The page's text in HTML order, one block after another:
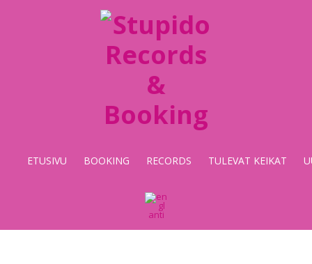
Stupido
Records
&
Booking
ETUSIVU BOOKING RECORDS TULEVAT KEIKAT